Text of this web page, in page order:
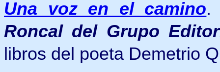
Una voz en el camino
Roncal del Grupo
libros del poeta Demetrio